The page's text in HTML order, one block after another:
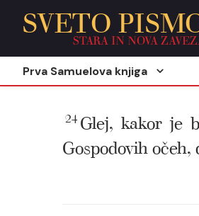
SVETOSTARA IN NOVA
Prva Samuelova knjiga
24 Glej, kakor je
Gospodovih